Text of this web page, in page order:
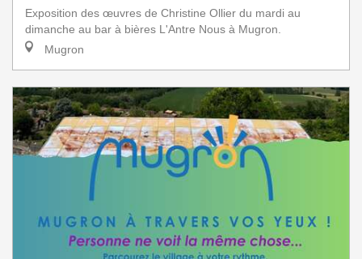
Exposition des œuvres de Christine Ollier du mardi au
dimanche au bar à bières L'Antre Nous à Mugron.
Mugron